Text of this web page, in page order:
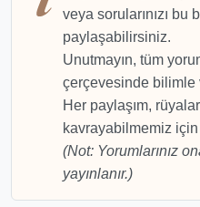
veya sorularınızı bu
paylaşabilirsiniz.
Unutmayın, tüm
çerçevesinde bilimle
Her paylaşım,
kavrayabilmemiz
(Not: Yorumlarınız
yayınlanır.)